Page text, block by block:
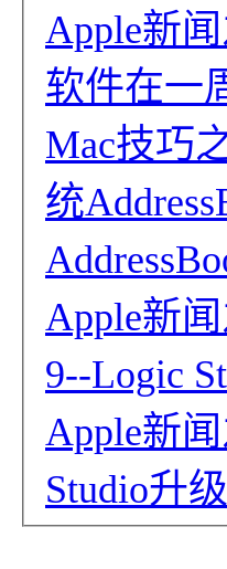
Apple新
软件在一
Mac技巧
统
Apple新
9--Logic
Apple新
Studio升